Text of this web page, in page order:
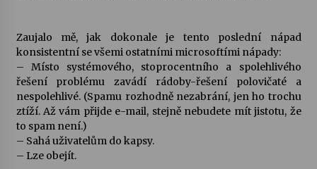
13. 7. 2026
Varhanní recitál Michala Novenka v Klášteře
Želiv
3. 7. 2026
Petr Adamec – Malovaný svět
Zaujalo mě, jak dokonale je tento poslední nápad
konsistentní se všemi ostatními microsoftími nápady:
– Místo systémového, stoprocentního a spolehlivého
řešení problému zavádí rádoby-řešení polovičaté a
nespolehlivé. (Spamu rozhodně nezabrání, jen ho trochu
ztíží. Až vám přijde e-mail, stejně nebudete mít jistotu, že
to spam není.)
– Sahá uživatelům do kapsy.
– Lze obejít.